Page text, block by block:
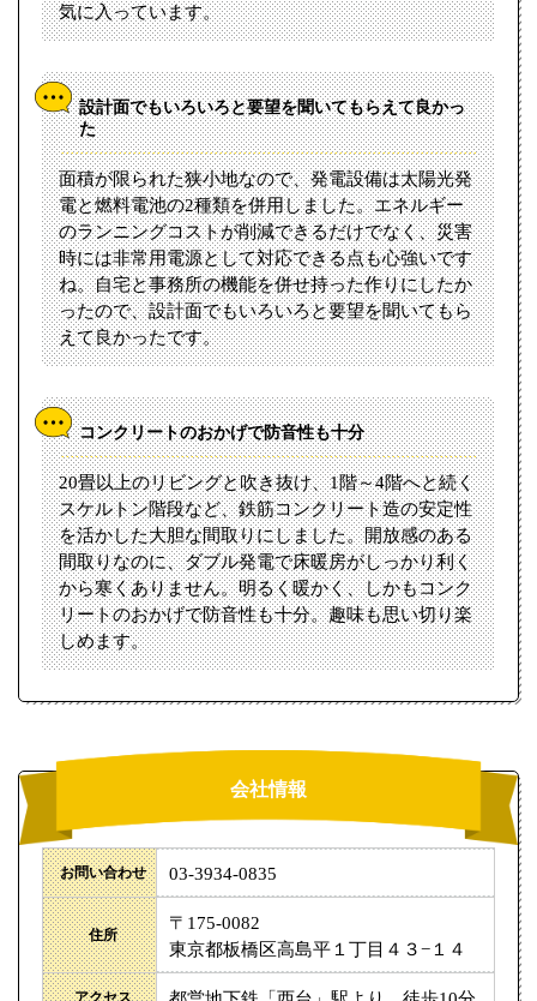
気に入っています。
設計面でもいろいろと要望を聞いてもらえて良かっ
た
面積が限られた狭小地なので、発電設備は太陽光発
電と燃料電池の2種類を併用しました。エネルギー
のランニングコストが削減できるだけでなく、災害
時には非常用電源として対応できる点も心強いです
ね。自宅と事務所の機能を併せ持った作りにしたか
ったので、設計面でもいろいろと要望を聞いてもら
えて良かったです。
コンクリートのおかげで防音性も十分
20畳以上のリビングと吹き抜け、1階～4階へと続く
スケルトン階段など、鉄筋コンクリート造の安定性
を活かした大胆な間取りにしました。開放感のある
間取りなのに、ダブル発電で床暖房がしっかり利く
から寒くありません。明るく暖かく、しかもコンク
リートのおかげで防音性も十分。趣味も思い切り楽
しめます。
会社情報
お問い合わせ 03-3934-0835
住所
〒175-0082
東京都板橋区高島平１丁目４３−１４
アクセス